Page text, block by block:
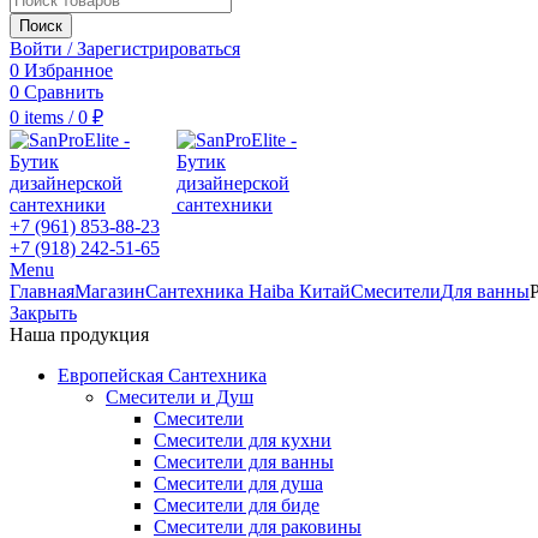
Поиск
Войти / Зарегистрироваться
0 Избранное
0 Сравнить
0 items / 0 ₽
+7 (961) 853-88-23
+7 (918) 242-51-65
Menu
ГлавнаяМагазинСантехника Haiba КитайСмесителиДля ванны
Закрыть
Наша продукция
Европейская Сантехника
Смесители и Душ
Смесители
Смесители для кухни
Смесители для ванны
Смесители для душа
Смесители для биде
Смесители для раковины